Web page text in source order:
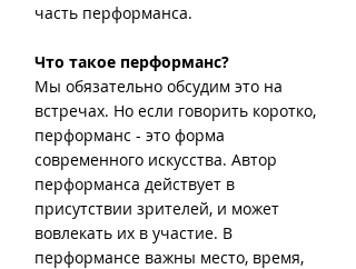
часть перформанса.
Что такое перформанс?
Мы обязательно обсудим это на
встречах. Но если говорить коротко,
перформанс - это форма
современного искусства. Автор
перформанса действует в
присутствии зрителей, и может
вовлекать их в участие. В
перформансе важны место, время,